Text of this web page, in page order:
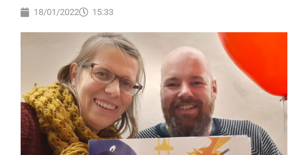
18/01/2022 15:33